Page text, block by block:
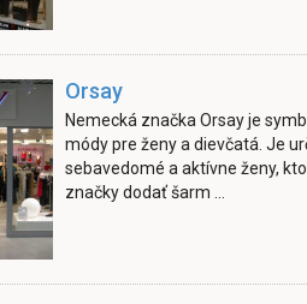
Orsay
Nemecká značka Orsay je
módy pre ženy a dievčatá. Je
sebavedomé a aktívne ženy,
značky dodať šarm ...